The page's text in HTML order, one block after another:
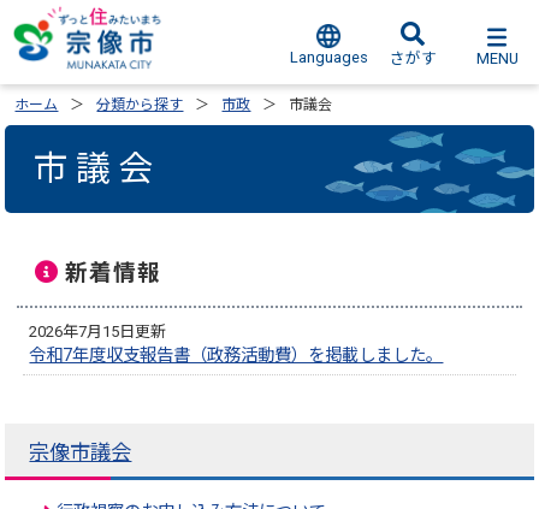
Languages さがす MENU
ホーム 分類から探す 市政 市議会
市議会
新着情報
2026年7月15日更新
令和7年度収支報告書（政務活動費）を掲載しました。
宗像市議会